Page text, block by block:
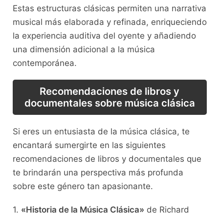
Estas estructuras clásicas permiten una narrativa
musical más elaborada y refinada, enriqueciendo
la experiencia auditiva ⁣del oyente y añadiendo
una‍ dimensión adicional a la música
contemporánea.
Recomendaciones de ​libros y
‌documentales sobre música clásica
Si eres ‌un entusiasta de la música clásica, te
encantará sumergirte en las siguientes
recomendaciones ⁣de libros y documentales que
te ‌brindarán una perspectiva ‌más profunda⁣
sobre este género tan apasionante.
1.​ «Historia de‍ la Música Clásica» de​ Richard‌